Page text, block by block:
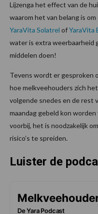
Lijzenga het effect van de
waarom het van belang is
YaraVita Solatrel ofYaraVita
water is extra weerbaarheid
middelen doen!
Tevens wordt er gesproken
hoe melkveehouders zich
volgende snedes en de rest
maandag gebeld kon
voorbij, het is noodzakelijk
risico’s te spreiden.
Luister de